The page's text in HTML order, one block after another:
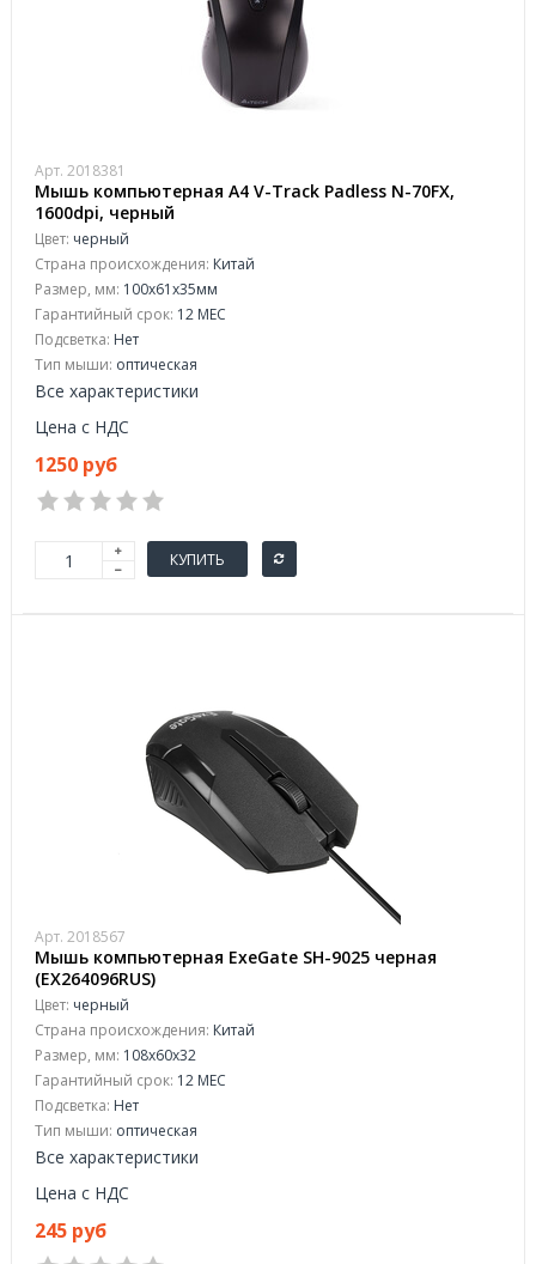
Арт. 2018381
Мышь компьютерная A4 V-Track Padless N-70FX,
1600dpi, черный
Цвет: черный
Страна происхождения: Китай
Размер, мм: 100x61x35мм
Гарантийный срок: 12 МЕС
Подсветка: Нет
Тип мыши: оптическая
Все характеристики
Цена с НДС
1250 руб
КУПИТЬ
Арт. 2018567
Мышь компьютерная ExeGate SH-9025 черная
(EX264096RUS)
Цвет: черный
Страна происхождения: Китай
Размер, мм: 108x60x32
Гарантийный срок: 12 МЕС
Подсветка: Нет
Тип мыши: оптическая
Все характеристики
Цена с НДС
245 руб